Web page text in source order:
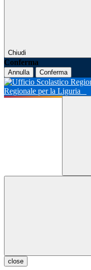
Chiudi
Conferma
Annulla Conferma
Regionale per la Liguria
close